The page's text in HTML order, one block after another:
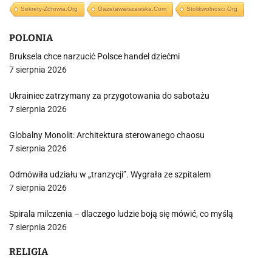
Sekrety-Zdrowia.org Gazetawarszawska.com Stolikwolnosci.org
POLONIA
Bruksela chce narzucić Polsce handel dziećmi
7 sierpnia 2026
Ukrainiec zatrzymany za przygotowania do sabotażu
7 sierpnia 2026
Globalny Monolit: Architektura sterowanego chaosu
7 sierpnia 2026
Odmówiła udziału w „tranzycji”. Wygrała ze szpitalem
7 sierpnia 2026
Spirala milczenia – dlaczego ludzie boją się mówić, co myślą
7 sierpnia 2026
RELIGIA